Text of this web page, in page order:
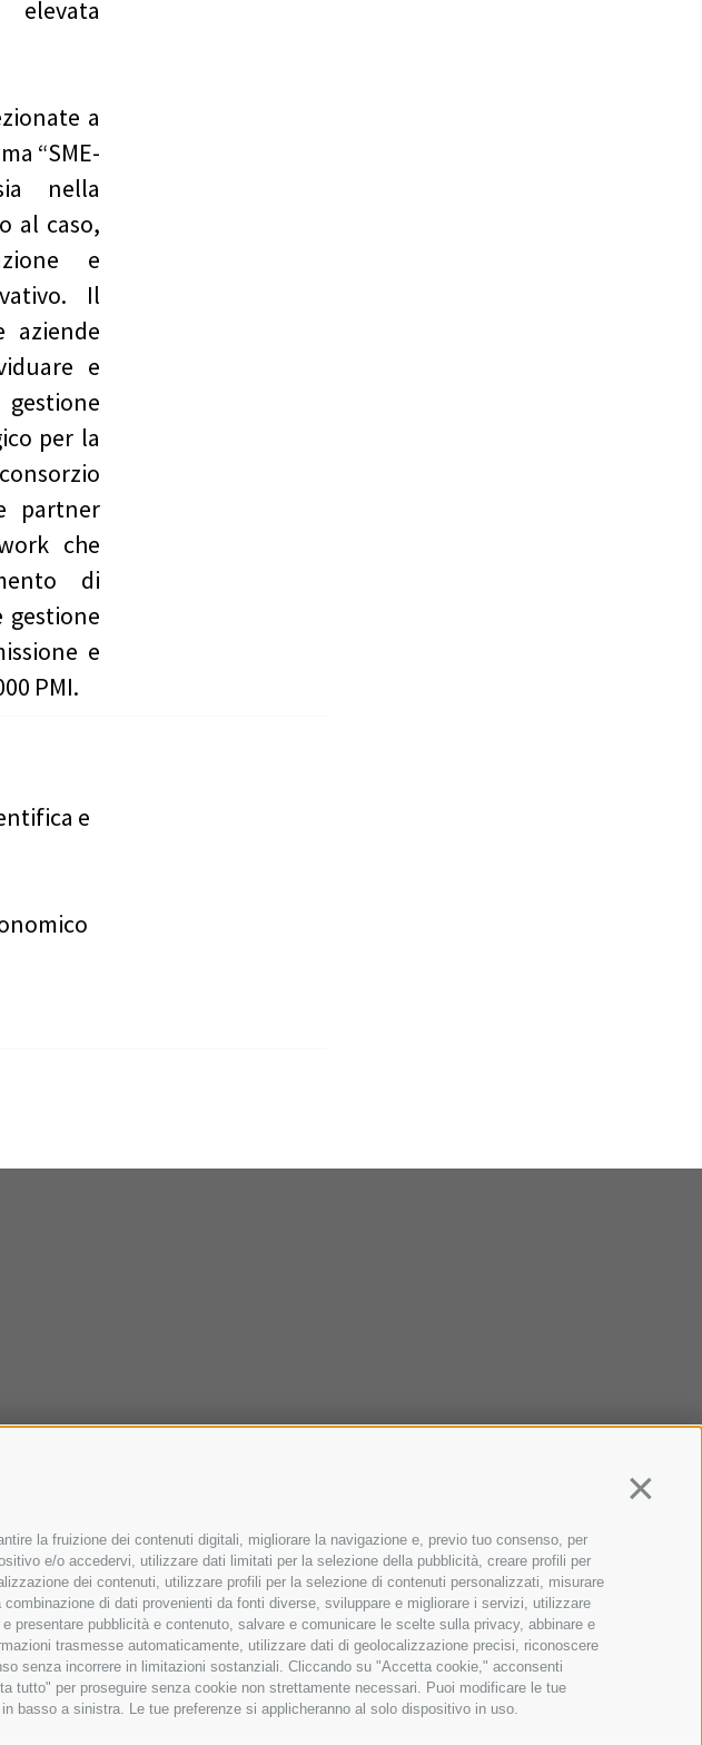
la fruizione dei contenuti digitali, migliorare la navigazione e, previo tuo consenso, per
e/o accedervi, utilizzare dati limitati per la selezione della pubblicità, creare profili per
dei contenuti, utilizzare profili per la selezione di contenuti personalizzati, misurare
di dati provenienti da fonti diverse, sviluppare e migliorare i servizi, utilizzare
presentare pubblicità e contenuto, salvare e comunicare le scelte sulla privacy, abbinare e
trasmesse automaticamente, utilizzare dati di geolocalizzazione precisi, riconoscere
senza incorrere in limitazioni sostanziali. Cliccando su "Accetta cookie," acconsenti
per proseguire senza cookie non strettamente necessari. Puoi modificare le tue
basso a sinistra. Le tue preferenze si applicheranno al solo dispositivo in uso.
a
“SME-
nella
al caso,
e
Il
aziende
e
per la
partner
che
di
gestione
e
PMI.
e